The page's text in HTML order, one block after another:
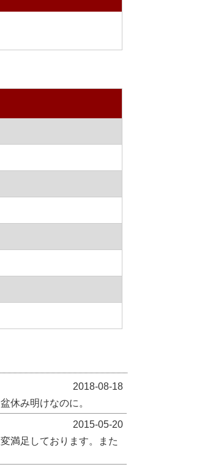
2018-08-18
休み明けなのに。
2015-05-20
満足しております。また